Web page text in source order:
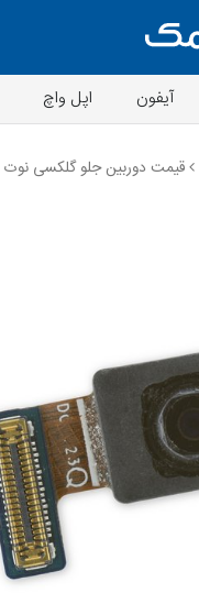
آیفون اپل واچ
قیمت دوربین جلو گلکسی نوت ۹ سامسونگ